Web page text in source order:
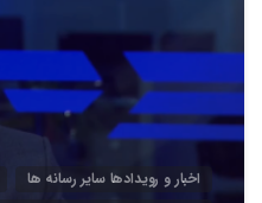
اخبار و رویدادها سایر رسانه ها